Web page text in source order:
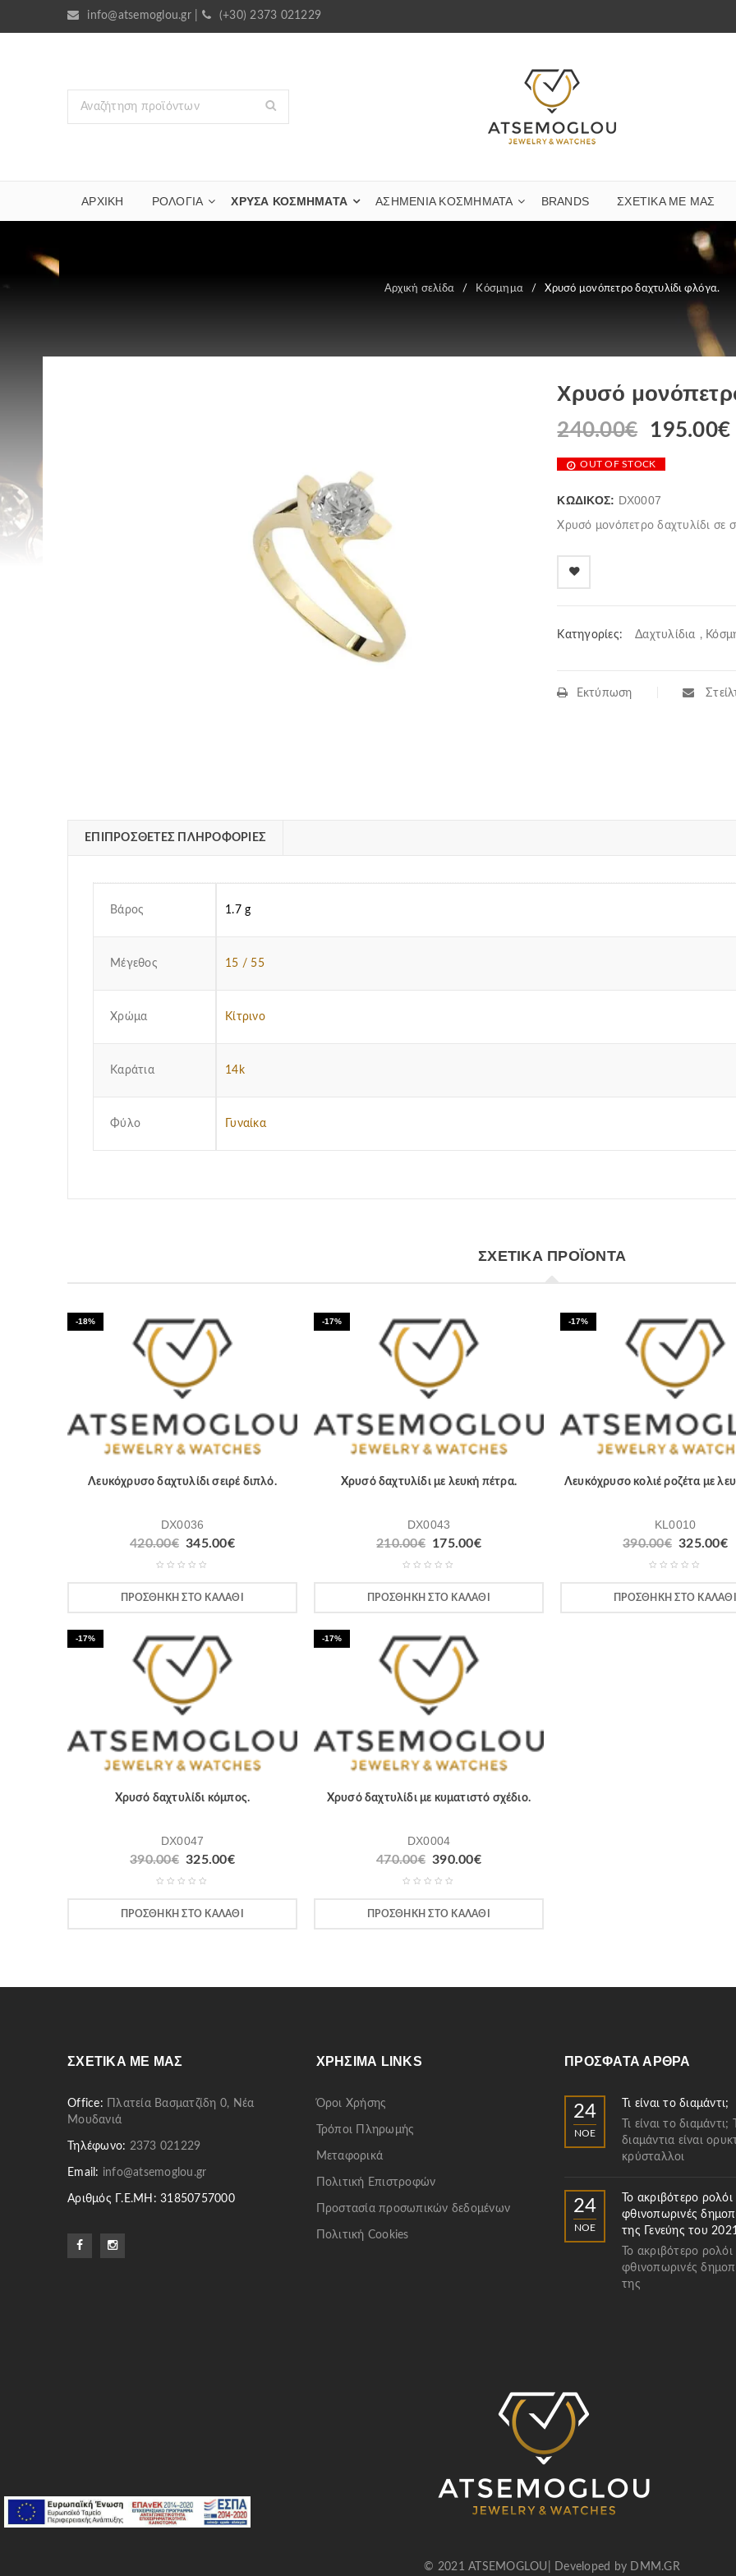
info@atsemoglou.gr| (+30) 2373 021229
ΑΡΧΙΚΗ ΡΟΛΟΓΙΑ ΧΡΥΣΆ ΚΟΣΜΉΜΑΤΑ ΑΣΗΜΈΝΙΑ ΚΟΣΜΉΜΑΤΑ BRANDS ΣΧΕΤΙΚΆ ΜΕ ΜΑΣ
Αρχική σελίδα / Κόσμημα / Χρυσό μονόπετρο δαχτυλίδι φλόγα.
Χρυσό
240.00€ 195.00€
OUT OF STOCK
ΚΩΔΙΚΌΣ: DX0007
Χρυσό μονόπετρο δαχτυλίδι σε
Κατηγορίες: Δαχτυλίδια ,
Εκτύπωση
ΕΠΙΠΡΌΣΘΕΤΕΣ ΠΛΗΡΟΦΟΡΊΕΣ
Βάρος 1.7 g
Μέγεθος 15 / 55
Χρώμα Κίτρινο
Καράτια 14k
Φύλο Γυναίκα
ΣΧΕΤΙΚΆ ΠΡΟΪΌΝΤΑ
-18%
Λευκόχρυσο δαχτυλίδι σειρέ διπλό.
DX0036
420.00€ 345.00€
ΠΡΟΣΘΉΚΗ ΣΤΟ ΚΑΛΆΘΙ
-17%
Χρυσό δαχτυλίδι με λευκή πέτρα.
DX0043
210.00€ 175.00€
ΠΡΟΣΘΉΚΗ ΣΤΟ ΚΑΛΆΘΙ
-17%
Λευκόχρυσο κολιέ ροζέτα με
KL0010
390.00€ 325.00€
ΠΡΟΣΘΉΚΗ ΣΤΟ ΚΑΛΆΘΙ
-17%
Χρυσό δαχτυλίδι κόμπος.
DX0047
390.00€ 325.00€
ΠΡΟΣΘΉΚΗ ΣΤΟ ΚΑΛΆΘΙ
-17%
Χρυσό δαχτυλίδι με κυματιστό σχέδιο.
DX0004
470.00€ 390.00€
ΠΡΟΣΘΉΚΗ ΣΤΟ ΚΑΛΆΘΙ
ΣΧΕΤΙΚΆ ΜΕ ΜΑΣ
Office:
Πλατεία Βασματζίδη 0, Νέα
Μουδανιά
Τηλέφωνο: 2373 021229
Email: info@atsemoglou.gr
Αριθμός Γ.Ε.ΜΗ: 31850757000
ΧΡΉΣΙΜΑ LINKS
Όροι Χρήσης
Τρόποι Πληρωμής
Μεταφορικά
Πολιτική Επιστροφών
Προστασία προσωπικών δεδομένων
Πολιτική Cookies
ΠΡΌΣΦΑΤΑ ΆΡΘΡΑ
24
ΝΟΈ
Τι είναι το διαμάντι;
Τι είναι το διαμάντι;
διαμάντια είναι
κρύσταλλοι
24
ΝΟΈ
Το ακριβότερο
φθινοπωρινές
της Γενεύης του
Το ακριβότερο
φθινοπωρινές
της
© 2021 ATSEMOGLOU| Developed by DMM.GR